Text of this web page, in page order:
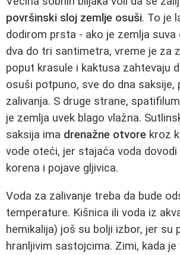
površinski sloj zemlje osuši. To je
dodirom prsta - ako je zemlja suva
dva do tri santimetra, vreme je za
poput krasule i kaktusa zahtevaju
osuši potpuno, sve do dna saksije,
zalivanja. S druge strane,
je zemlja uvek blago vlažna.
saksija ima drenažne otvore kroz
vode oteći, jer stajaća voda
korena i pojave gljivica.
Voda za zalivanje treba da bude
temperature. Kišnica ili voda iz
hemikalija) još su bolji izbor, jer su
hranljivim sastojcima. Zimi, kada je